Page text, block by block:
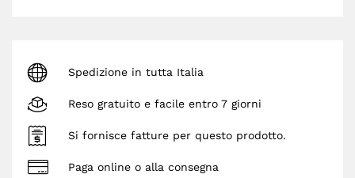
Spedizione in tutta Italia
Reso gratuito e facile entro 7 giorni
Si fornisce fatture per questo prodotto.
Paga online o alla consegna